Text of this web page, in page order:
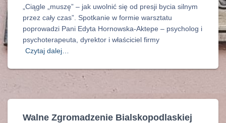
„Ciągle „muszę” – jak uwolnić się od presji bycia silnym
przez cały czas”. Spotkanie w formie warsztatu
poprowadzi Pani Edyta Hornowska-Aktepe – psycholog i
psychoterapeuta, dyrektor i właściciel firmy
Czytaj dalej…
Walne Zgromadzenie Bialskopodlaskiej